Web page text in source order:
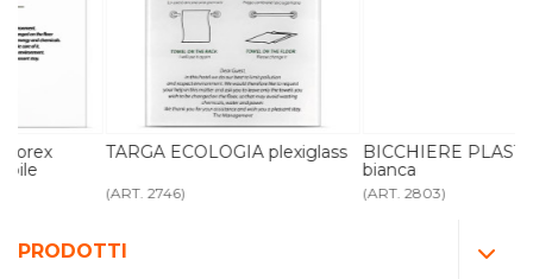
PRODOTTI
TARGA ECOLOGIA plexiglass
BICCHIERE PLASTICA rigida